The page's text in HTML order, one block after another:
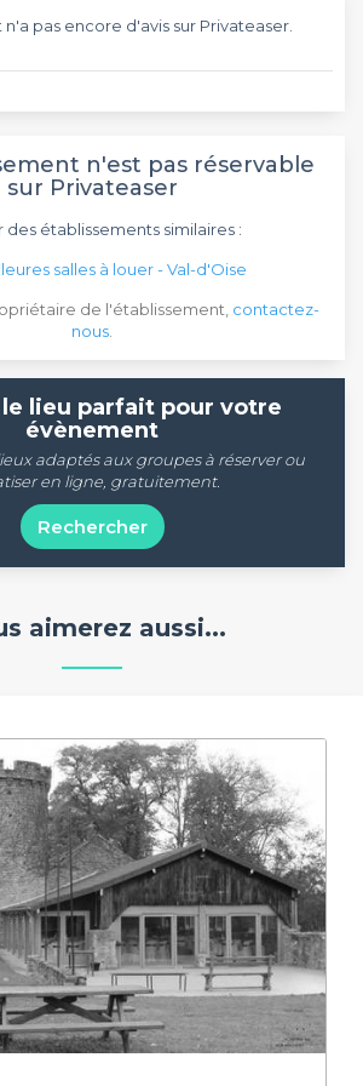
pas encore d'avis sur Privateaser.
n'est pas réservable
sur Privateaser
des établissements similaires :
salles à louer - Val-d'Oise
de l'établissement, contactez-
nous
lieu parfait pour votre
évènement
adaptés aux groupes à réserver ou
en ligne, gratuitement.
Rechercher
aimerez aussi...